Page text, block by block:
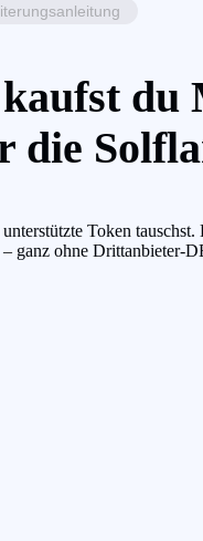
die
Token
ganz ohne Drittanbieter-